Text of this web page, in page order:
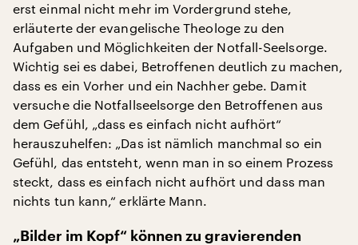
erst einmal nicht mehr im Vordergrund stehe,
erläuterte der evangelische Theologe zu den
Aufgaben und Möglichkeiten der Notfall-Seelsorge.
Wichtig sei es dabei, Betroffenen deutlich zu machen,
dass es ein Vorher und ein Nachher gebe. Damit
versuche die Notfallseelsorge den Betroffenen aus
dem Gefühl, „dass es einfach nicht aufhört“
herauszuhelfen: „Das ist nämlich manchmal so ein
Gefühl, das entsteht, wenn man in so einem Prozess
steckt, dass es einfach nicht aufhört und dass man
nichts tun kann,“ erklärte Mann.
„Bilder im Kopf“ können zu gravierenden